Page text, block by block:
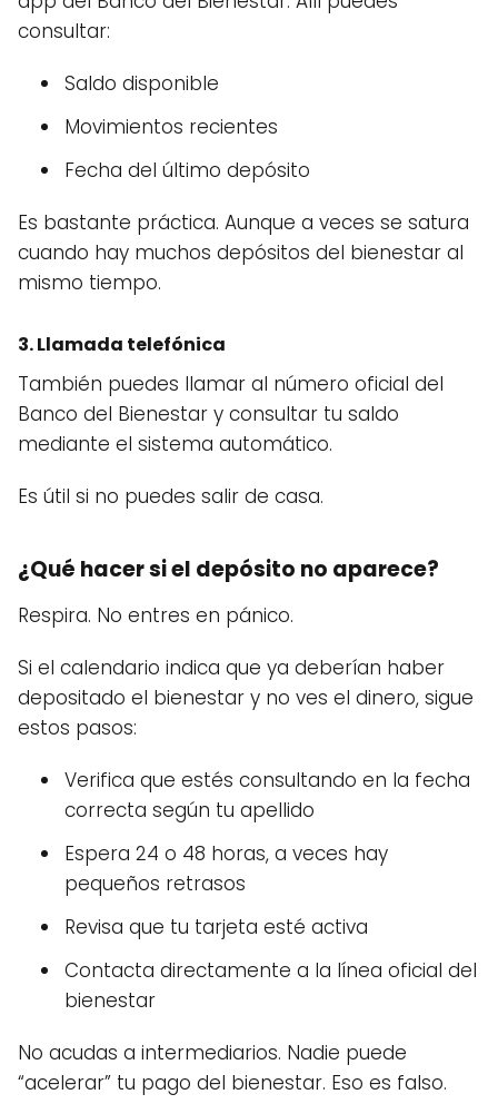
consultar:
Saldo disponible
Movimientos recientes
Fecha del último depósito
Es bastante práctica. Aunque a veces se satura
cuando hay muchos depósitos del bienestar al
mismo tiempo.
3. Llamada telefónica
También puedes llamar al número oficial del
Banco del Bienestar y consultar tu saldo
mediante el sistema automático.
Es útil si no puedes salir de casa.
¿Qué hacer si el depósito no aparece?
Respira. No entres en pánico.
Si el calendario indica que ya deberían haber
depositado el bienestar y no ves el dinero, sigue
estos pasos:
Verifica que estés consultando en la fecha
correcta según tu apellido
Espera 24 o 48 horas, a veces hay
pequeños retrasos
Revisa que tu tarjeta esté activa
Contacta directamente a la línea oficial del
bienestar
No acudas a intermediarios. Nadie puede
“acelerar” tu pago del bienestar. Eso es falso.